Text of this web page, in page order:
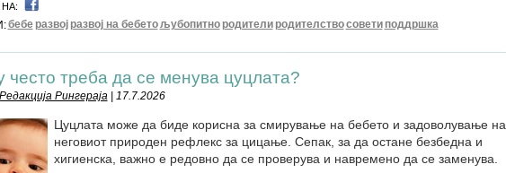
бебе развој развој на бебетољубопитно родители родителствосовети поддршка
често треба да се менува цуцлата?
Редакција Рингераја| 17.7.2026
Цуцлата може да биде корисна за смирување на бебето и задоволување на
неговиот природен рефлекс за цицање. Сепак, за да остане безбедна и
хигиенска, важно е редовно да се проверува и навремено да се заменува.